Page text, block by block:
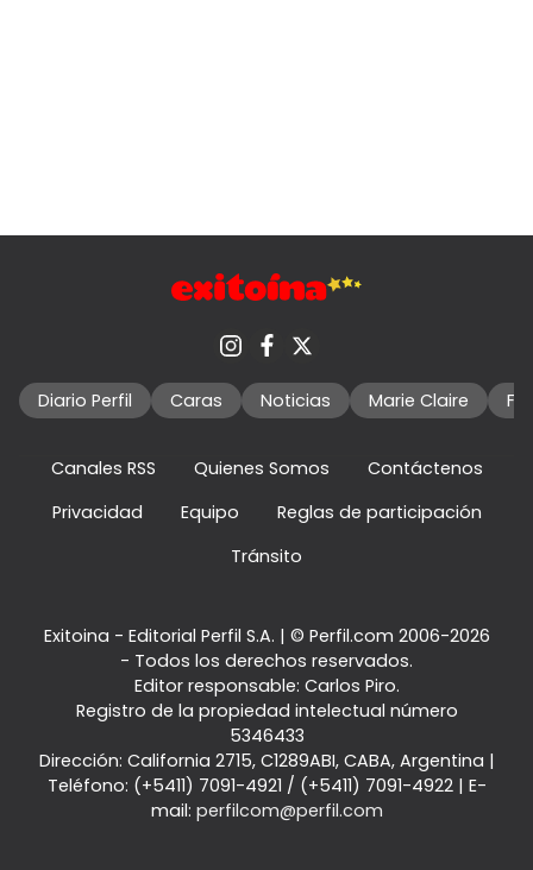
Diario Perfil Caras Noticias Marie Claire
Canales RSS Quienes Somos
Contáctenos
Privacidad
Equipo
Reglas de participación
Tránsito
Exitoina - Editorial Perfil S.A. | © Perfil.com 2006-2026
- Todos los derechos reservados.
Editor responsable: Carlos Piro.
Registro de la propiedad intelectual número
5346433
Dirección: California 2715, C1289ABI, CABA, Argentina |
Teléfono: (+5411) 7091-4921 / (+5411) 7091-4922| E-
mail: perfilcom@perfil.com